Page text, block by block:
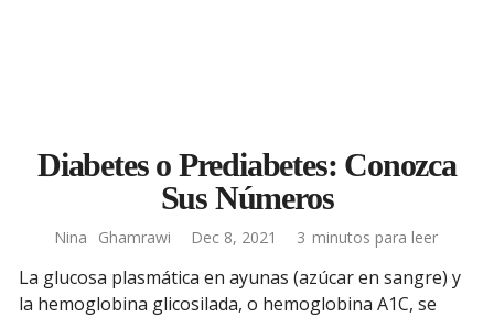
Diabetes o Prediabetes: Conozca
Sus Números
Nina Ghamrawi Dec 8, 2021 3 minutos para leer
La glucosa plasmática en ayunas (azúcar en sangre) y
la hemoglobina glicosilada, o hemoglobina A1C, se